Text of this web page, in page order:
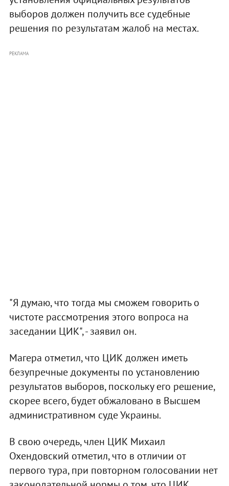
выборов должен получить все судебные
решения по результатам жалоб на местах.
РЕКЛАМА
"Я думаю, что тогда мы сможем говорить о
чистоте рассмотрения этого вопроса на
заседании ЦИК", - заявил он.
Магера отметил, что ЦИК должен иметь
безупречные документы по установлению
результатов выборов, поскольку его решение,
скорее всего, будет обжаловано в Высшем
административном суде Украины.
В свою очередь, член ЦИК Михаил
Охендовский отметил, что в отличии от
первого тура, при повторном голосовании нет